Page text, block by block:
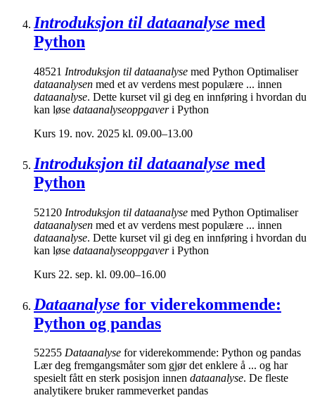
Introduksjon til dataanalyse med
Python
48521 Introduksjon til dataanalyse med Python Optimaliser
dataanalysen med et av verdens mest populære ... innen
dataanalyse. Dette kurset vil gi deg en innføring i hvordan du
kan løse dataanalyseoppgaveri Python
Kurs 19. nov. 2025 kl. 09.00–13.00
Introduksjon til dataanalyse med
Python
52120 Introduksjon til dataanalyse med Python Optimaliser
dataanalysen med et av verdens mest populære ... innen
dataanalyse. Dette kurset vil gi deg en innføring i hvordan du
kan løse dataanalyseoppgaveri Python
Kurs 22. sep. kl. 09.00–16.00
Dataanalyse for viderekommende:
Python og pandas
52255 Dataanalyse for viderekommende: Python og pandas
Lær deg fremgangsmåter som gjør det enklere å ... og har
spesielt fått en sterk posisjon innen dataanalyse. De fleste
analytikere bruker rammeverket pandas